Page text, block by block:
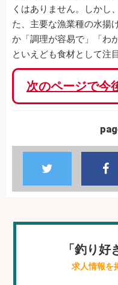
くはありません。しかし
た、主要な漁業種の水揚
か「調理が容易で」「わ
といえども食材として注
次のページで今
「釣り
求人情報を